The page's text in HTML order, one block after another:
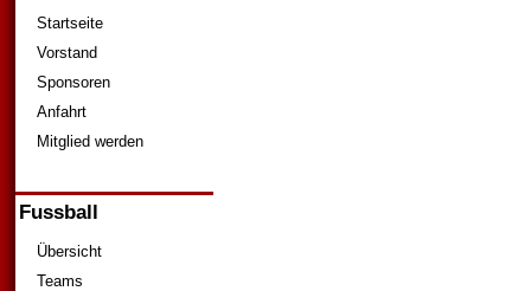
Startseite
Vorstand
Sponsoren
Anfahrt
Mitglied werden
Fussball
Übersicht
Teams